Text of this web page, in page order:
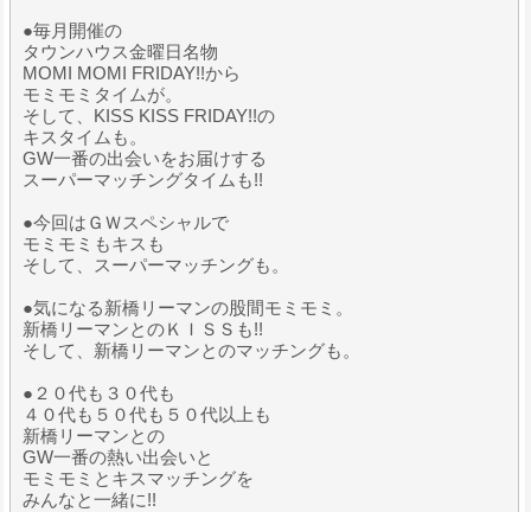
●毎月開催の
タウンハウス金曜日名物
MOMI MOMI FRIDAY!!から
モミモミタイムが。
そして、KISS KISS FRIDAY!!の
キスタイムも。
GW一番の出会いをお届けする
スーパーマッチングタイムも!!
●今回はＧＷスペシャルで
モミモミもキスも
そして、スーパーマッチングも。
●気になる新橋リーマンの股間モミモミ。
新橋リーマンとのＫＩＳＳも!!
そして、新橋リーマンとのマッチングも。
●２０代も３０代も
４０代も５０代も５０代以上も
新橋リーマンとの
GW一番の熱い出会いと
モミモミとキスマッチングを
みんなと一緒に!!